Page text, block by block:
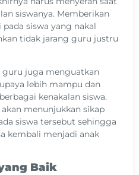
siswanya. Memberikan
siswa yang nakal
tidak jarang guru justru
guru juga menguatkan
lebih mampu dan
kenakalan siswa.
menunjukkan sikap
siswa tersebut sehingga
kembali menjadi anak
Baik